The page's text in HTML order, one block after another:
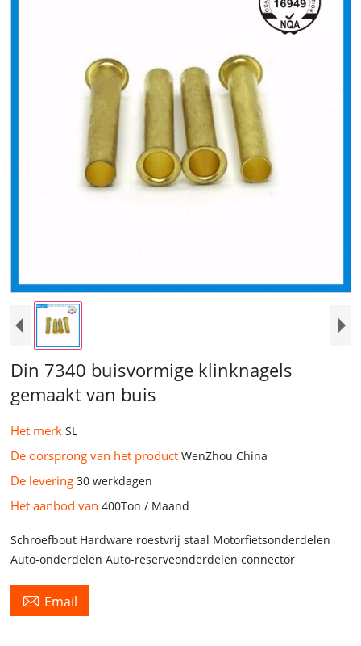
Din 7340 buisvormige klinknagels
gemaakt van buis
Het merkSL
De oorsprong van het productWenZhou China
De levering30 werkdagen
Het aanbod van400Ton / Maand
Schroefbout Hardware roestvrij staal Motorfietsonderdelen
Auto-onderdelen Auto-reserveonderdelen connector
 Email